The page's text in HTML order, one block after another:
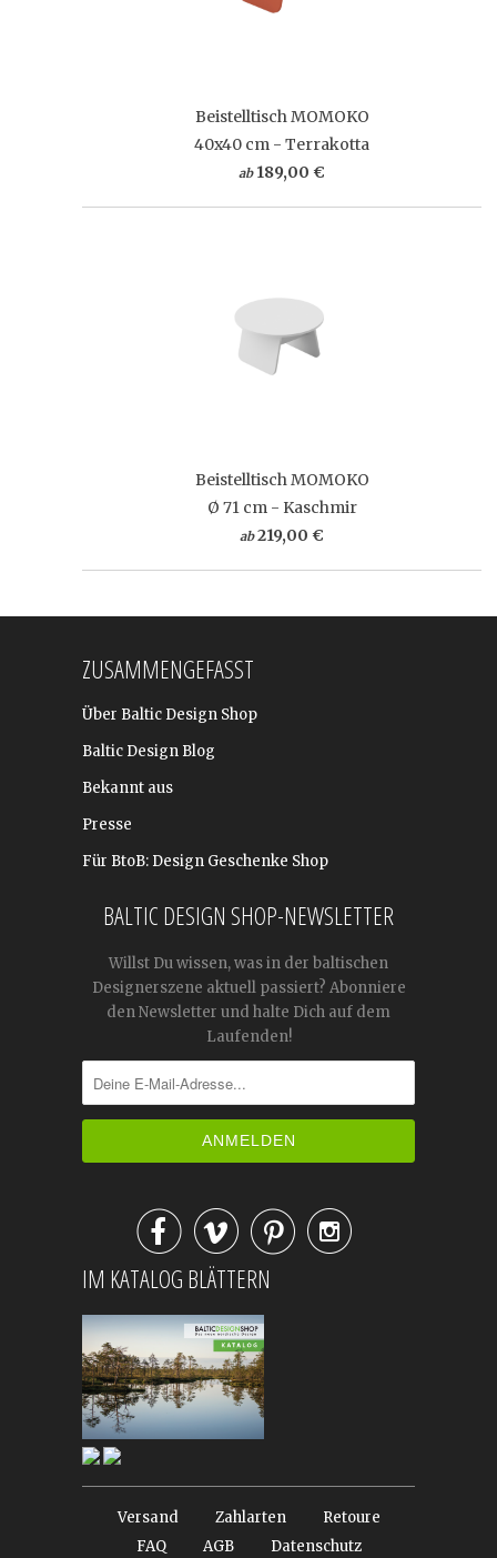
Beistelltisch MOMOKO
40x40 cm - Terrakotta
ab 189,00 €
Beistelltisch MOMOKO
Ø 71 cm - Kaschmir
ab 219,00 €
ZUSAMMENGEFASST
Über Baltic Design Shop
Baltic Design Blog
Bekannt aus
Presse
Für BtoB: Design Geschenke Shop
BALTIC DESIGN SHOP-NEWSLETTER
Willst Du wissen, was in der baltischen
Designerszene aktuell passiert? Abonniere
den Newsletter und halte Dich auf dem
Laufenden!

IM KATALOG BLÄTTERN
Versand Zahlarten
Retoure
FAQ
AGB Datenschutz